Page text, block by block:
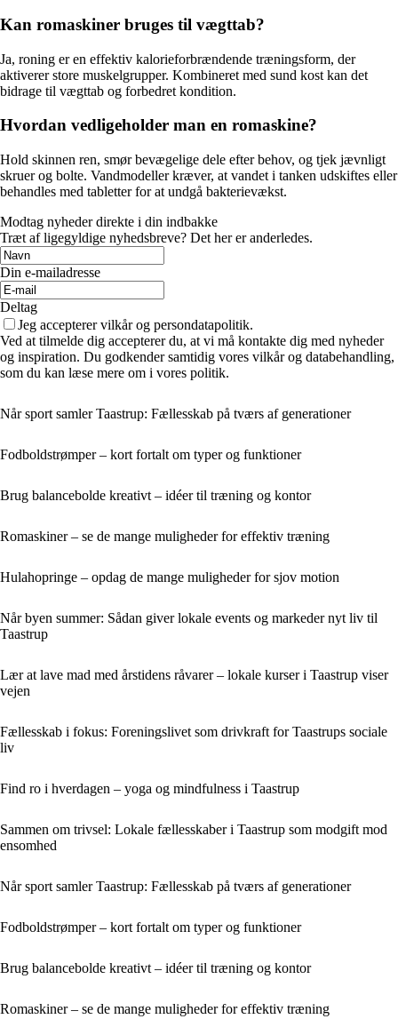
Kan romaskiner bruges til vægttab?
Ja, roning er en effektiv kalorieforbrændende træningsform, der
aktiverer store muskelgrupper. Kombineret med sund kost kan det
bidrage til vægttab og forbedret kondition.
Hvordan vedligeholder man en romaskine?
Hold skinnen ren, smør bevægelige dele efter behov, og tjek jævnligt
skruer og bolte. Vandmodeller kræver, at vandet i tanken udskiftes eller
behandles med tabletter for at undgå bakterievækst.
Modtag nyheder direkte i din indbakke
Træt af ligegyldige nyhedsbreve? Det her er anderledes.
Din e-mailadresse
Deltag
Jeg accepterer vilkår og persondatapolitik.
Ved at tilmelde dig accepterer du, at vi må kontakte dig med nyheder
og inspiration. Du godkender samtidig vores vilkår og databehandling,
som du kan læse mere om i vores politik.
Når sport samler Taastrup: Fællesskab på tværs af generationer
Fodboldstrømper – kort fortalt om typer og funktioner
Brug balancebolde kreativt – idéer til træning og kontor
Romaskiner – se de mange muligheder for effektiv træning
Hulahopringe – opdag de mange muligheder for sjov motion
Når byen summer: Sådan giver lokale events og markeder nyt liv til
Taastrup
Lær at lave mad med årstidens råvarer – lokale kurser i Taastrup viser
vejen
Fællesskab i fokus: Foreningslivet som drivkraft for Taastrups sociale
liv
Find ro i hverdagen – yoga og mindfulness i Taastrup
Sammen om trivsel: Lokale fællesskaber i Taastrup som modgift mod
ensomhed
Når sport samler Taastrup: Fællesskab på tværs af generationer
Fodboldstrømper – kort fortalt om typer og funktioner
Brug balancebolde kreativt – idéer til træning og kontor
Romaskiner – se de mange muligheder for effektiv træning